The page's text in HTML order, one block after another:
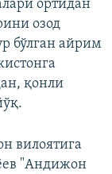
ортидан
озод
бўлган айрим
қонли
вилоятига
"Андижон